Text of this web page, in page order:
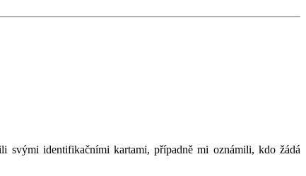
svými identifikačními kartami, případně mi oznámili, kdo žádá